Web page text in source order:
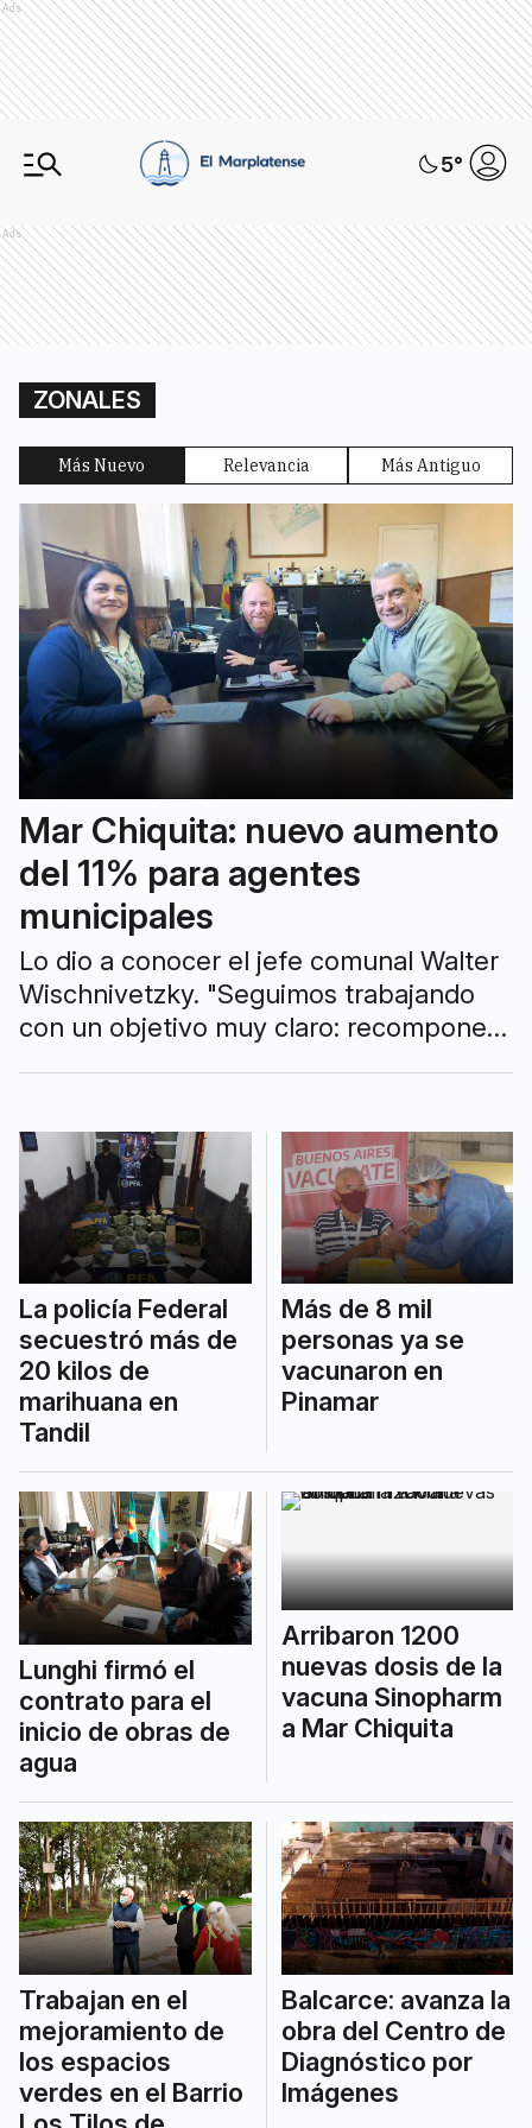
Ads
5°
Ads
ZONALES
Más Nuevo Relevancia Más Antiguo
Mar Chiquita: nuevo aumento
del 11% para agentes
municipales
Lo dio a conocer el jefe comunal Walter
Wischnivetzky. "Seguimos trabajando
con un objetivo muy claro: recomponer
intendente.
La policía Federal
secuestró más de
20 kilos de
marihuana en
Tandil
Más de 8 mil
personas ya se
vacunaron en
Pinamar
Lunghi firmó el
contrato para el
inicio de obras de
agua
Arribaron 1200
nuevas dosis de la
vacuna Sinopharm
a Mar Chiquita
Trabajan en el
mejoramiento de
los espacios
verdes en el Barrio
Balcarce: avanza la
obra del Centro de
Diagnóstico por
Imágenes